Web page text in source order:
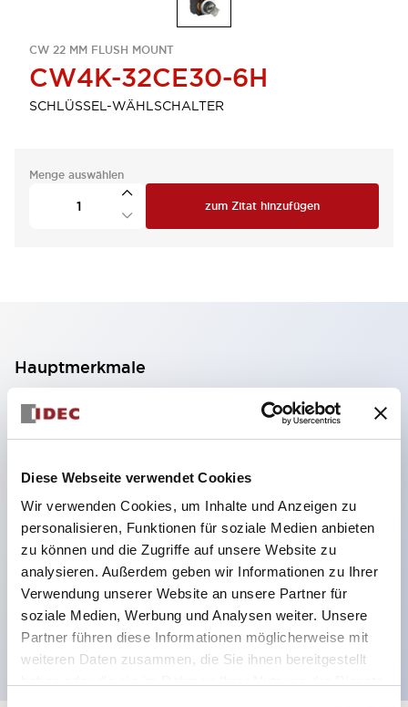
Diese Webseite verwendet Cookies
Wir verwenden Cookies, um Inhalte und Anzeigen zu
personalisieren, Funktionen für soziale Medien anbieten
zu können und die Zugriffe auf unsere Website zu
analysieren. Außerdem geben wir Informationen zu Ihrer
Verwendung unserer Website an unsere Partner für
soziale Medien, Werbung und Analysen weiter. Unsere
Partner führen diese Informationen möglicherweise mit
weiteren Daten zusammen, die Sie ihnen bereitgestellt
CW 22 MM FLUSH MOUNT
CW4K-32CE30-6H
SCHLÜSSEL-WÄHLSCHALTER
Menge auswählen
zum Zitat hinzufügen
Hauptmerkmale
2-Kontakt-Block mit 2 Stufen, ermöglicht eine 4-
Kontakt-Konfiguration (Gewährleistung der
Isolierung zwischen den 2 Kontakten).
59,9 mm (※ 22-stufiger Kontaktblock).
Platzsparendes Design möglich.
Sicherheitsstruktur der 3. Generation: 2-Aktions-
Freisetzung, integrierter Schutz, IP20-
Fingerschutzstruktur